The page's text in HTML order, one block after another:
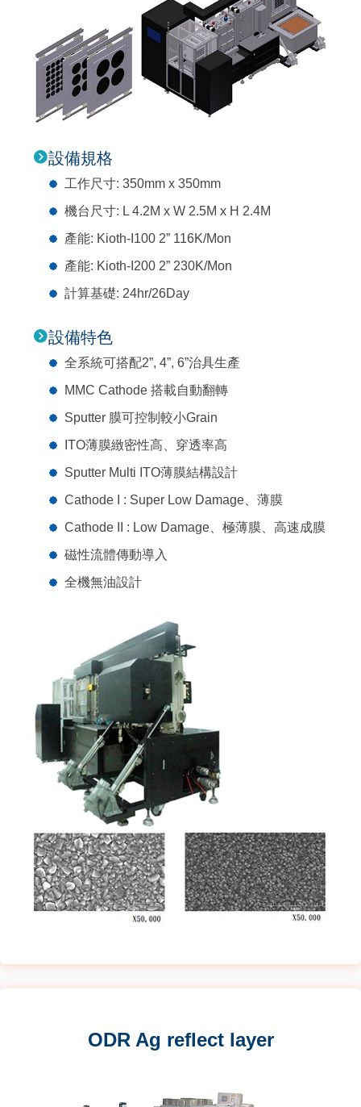
設備規格
工作尺寸: 350mm x 350mm
機台尺寸: L 4.2M x W 2.5M x H 2.4M
產能: Kioth-I100 2” 116K/Mon
產能: Kioth-I200 2” 230K/Mon
計算基礎: 24hr/26Day
設備特色
全系統可搭配2”, 4”, 6”治具生產
MMC Cathode 搭載自動翻轉
Sputter 膜可控制較小Grain
ITO薄膜緻密性高、穿透率高
Sputter Multi ITO薄膜結構設計
Cathode I : Super Low Damage、薄膜
Cathode II : Low Damage、極薄膜、高速成膜
磁性流體傳動導入
全機無油設計
ODR Ag reflect layer